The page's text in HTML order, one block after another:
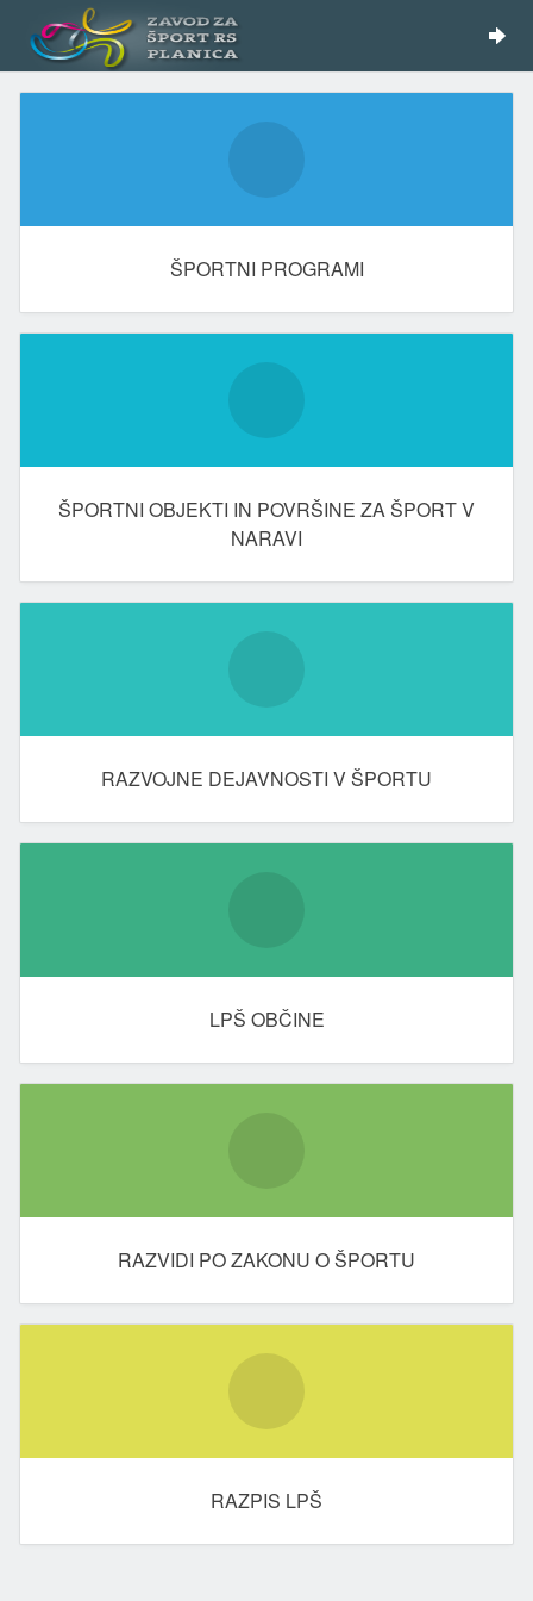
ŠPORTNI PROGRAMI
ŠPORTNI OBJEKTI IN POVRŠINE ZA ŠPORT V
NARAVI
RAZVOJNE DEJAVNOSTI V ŠPORTU
LPŠ OBČINE
RAZVIDI PO ZAKONU O ŠPORTU
RAZPIS LPŠ